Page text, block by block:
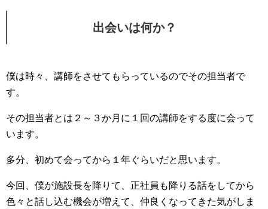
出会いは何か？
僕は時々、講師をさせてもらっているのでその担当者で
す。
その担当者とは２～３か月に１回の講師をする度に会って
います。
多分、初めて会ってから１年ぐらいだと思います。
今回、僕が施設長を降りて、正社員も降りる話をしてから
色々と話し込む機会が増えて、仲良くなってきた気がしま